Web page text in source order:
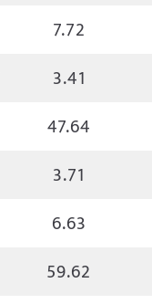
7.72
3.41
47.64
3.71
6.63
59.62